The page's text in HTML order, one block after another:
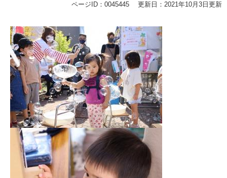
ページID：0045445 更新日：2021年10月3日更新